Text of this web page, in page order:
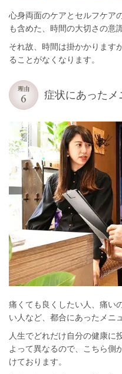
心身両面のケアとセルフケア
も含めた、時間の大切さの意
それ故、時間は掛かかります
ることがなくなります。
症状にあったメ
痛くても良くしたい人、痛い
い人など、都合にあったメニ
人生でどれだけ自分の健康に
よって異なるので、こちら側
けております。